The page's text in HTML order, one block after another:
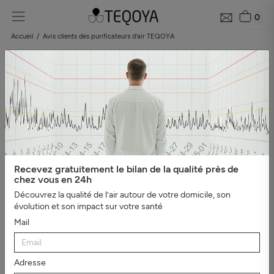
0
Accueil Avis clients des purificateurs d'air TEQOYA
Les avis clients sur les purificateurs d'air
TEQOYA
Besoin de vous faire un avis sur TEQOYA ? Nous laissons la parole à
ceux qui ont choisi nos produits.
Catégories
#Tout afficher #Protection contre la pollution
sommeil et ions négatifs
#Asthme et allergies
#Tests en milieu
professionnel
#Mauvaises odeurs #Video #Véhicules
Produit design, matériaux de qualité, déballé, monté
Recevez gratuitement le bilan de la qualité près de
chez vous en 24h
Découvrez la qualité de l’air autour de votre domicile, son
évolution et son impact sur votre santé
Mail
Adresse